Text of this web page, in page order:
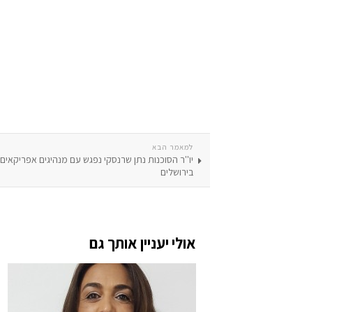
למאמר הבא
יו''ר הסוכנות נתן שרנסקי נפגש עם מנהיגים אפריקאים
בירושלים
אולי יעניין אותך גם